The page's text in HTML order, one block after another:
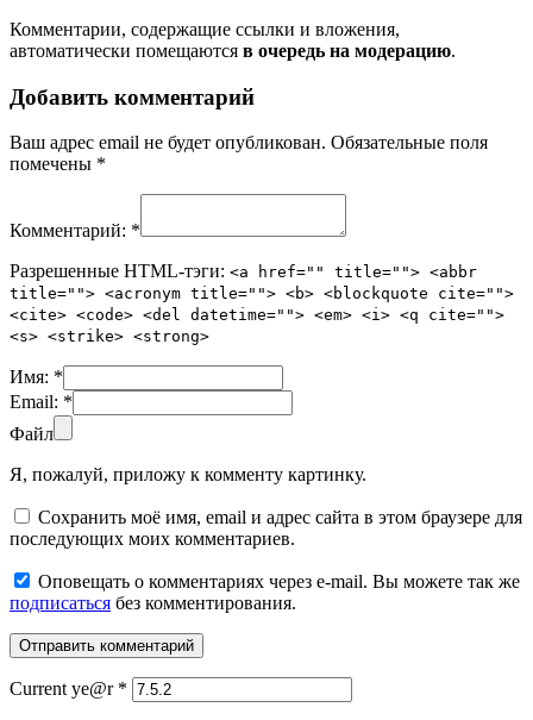
Комментарии, содержащие ссылки и вложения,
автоматически помещаются в очередь на модерацию.
Добавить комментарий
Ваш адрес email не будет опубликован. Обязательные поля
помечены *
Комментарий: *
Разрешенные HTML-тэги: <a href="" title=""> <abbr
title=""> <acronym title=""> <b> <blockquote cite="">
<cite> <code> <del datetime=""> <em> <i> <q cite="">
<s> <strike> <strong>
Имя: *
Email: *
Файл
Я, пожалуй, приложу к комменту картинку.
Сохранить моё имя, email и адрес сайта в этом браузере для
последующих моих комментариев.
Оповещать о комментариях через e-mail. Вы можете так же
подписаться без комментирования.
Current ye@r *